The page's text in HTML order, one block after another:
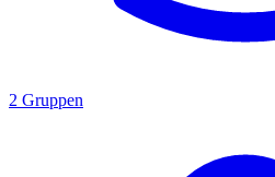
2 Gruppen